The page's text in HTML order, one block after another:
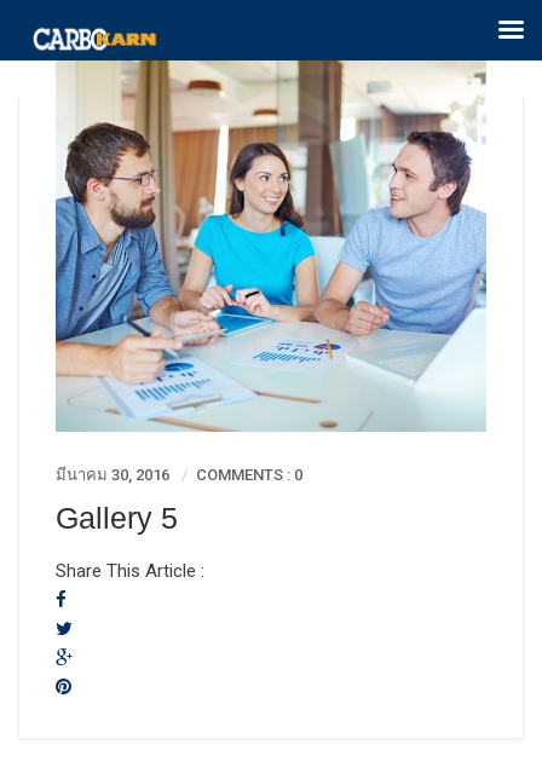
มีนาคม 30, 2016 COMMENTS : 0
Gallery 5
Share This Article :